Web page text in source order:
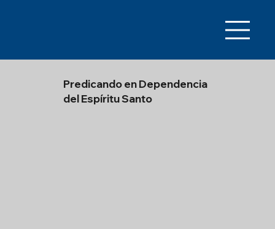
Predicando en Dependencia
del Espíritu Santo